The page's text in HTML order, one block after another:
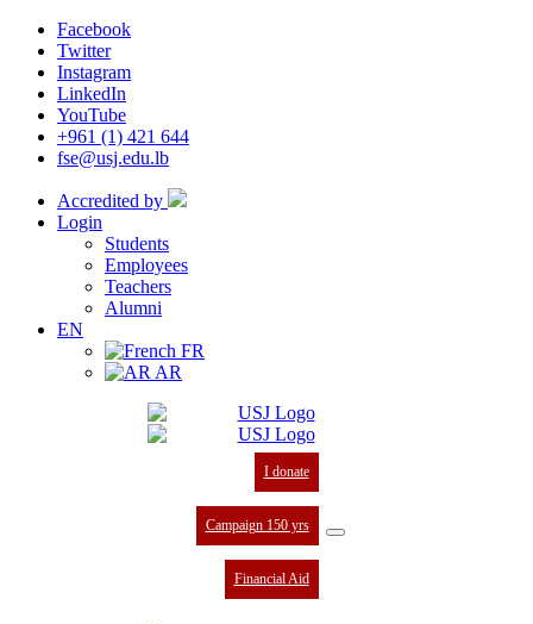
Facebook
Twitter
Instagram
LinkedIn
YouTube
+961 (1) 421 644
fse@usj.edu.lb
Accredited by
Login
Students
Employees
Teachers
Alumni
EN
FR
AR
I donate
Campaign 150 yrs
Financial Aid